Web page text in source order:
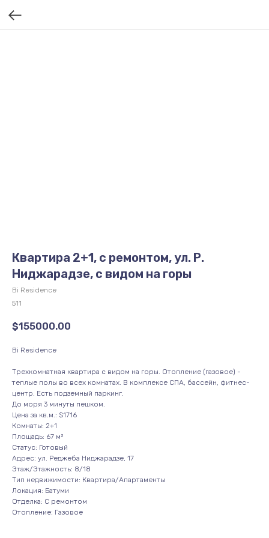
Квартира 2+1, с ремонтом, ул. Р.
Ниджарадзе, с видом на горы
Bi Residence
511
$155000.00
Bi Residence
Трехкомнатная квартира с видом на горы. Отопление (газовое) -
теплые полы во всех комнатах. В комплексе СПА, бассейн, фитнес-
центр. Есть подземный паркинг.
До моря 3 минуты пешком.
Цена за кв.м.: $1716
Комнаты: 2+1
Площадь: 67 м²
Статус: Готовый
Адрес: ул. Реджеба Ниджарадзе, 17
Этаж/Этажность: 8/18
Тип недвижимости: Квартира/Апартаменты
Локация: Батуми
Отделка: С ремонтом
Отопление: Газовое